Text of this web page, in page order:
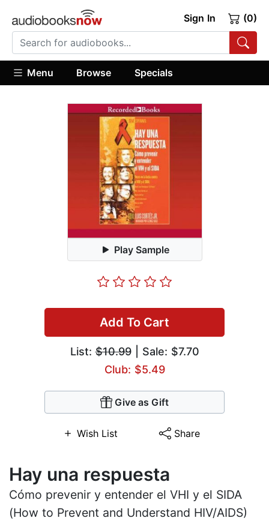
Sign In (0)
Menu Browse Specials
Play Sample
Add To Cart
List:$10.99| Sale: $7.70
Club: $5.49
Give as Gift
Wish List Share
Hay una respuesta
Cómo prevenir y entender el VHI y el SIDA
(How to Prevent and Understand HIV/AIDS)